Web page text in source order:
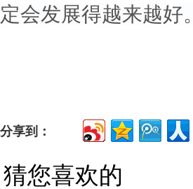
定会发展得越来越好。
分享到：
猜您喜欢的